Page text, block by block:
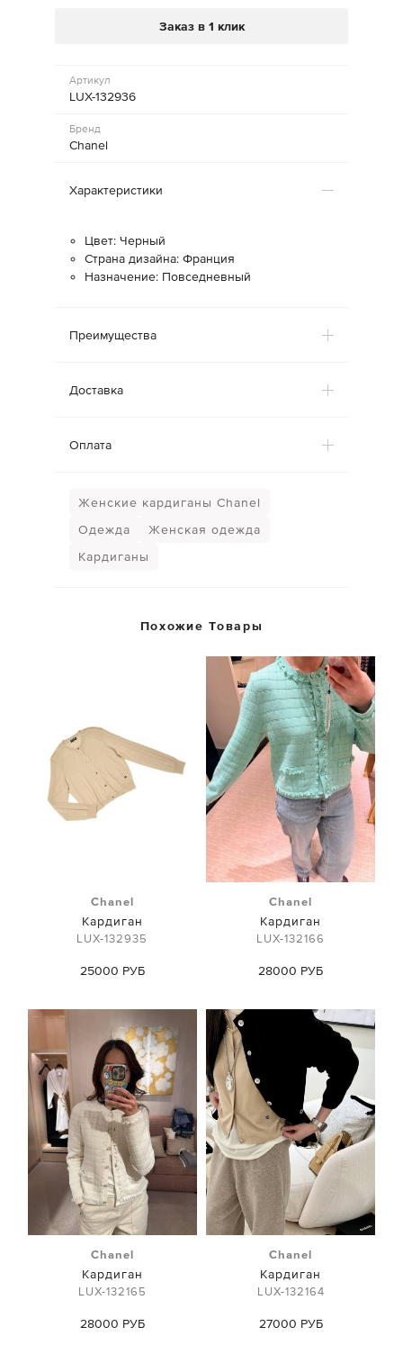
Заказ в 1 клик
Артикул
LUX-132936
Бренд
Chanel
Характеристики
Цвет: Черный
Страна дизайна: Франция
Назначение: Повседневный
Преимущества
Доставка
Оплата
Женские кардиганы Chanel
Одежда
Женская одежда
Кардиганы
Похожие Товары
Chanel
Кардиган
LUX-132935
25000 РУБ
Chanel
Кардиган
LUX-132166
28000 РУБ
Chanel
Кардиган
LUX-132165
28000 РУБ
Chanel
Кардиган
LUX-132164
27000 РУБ